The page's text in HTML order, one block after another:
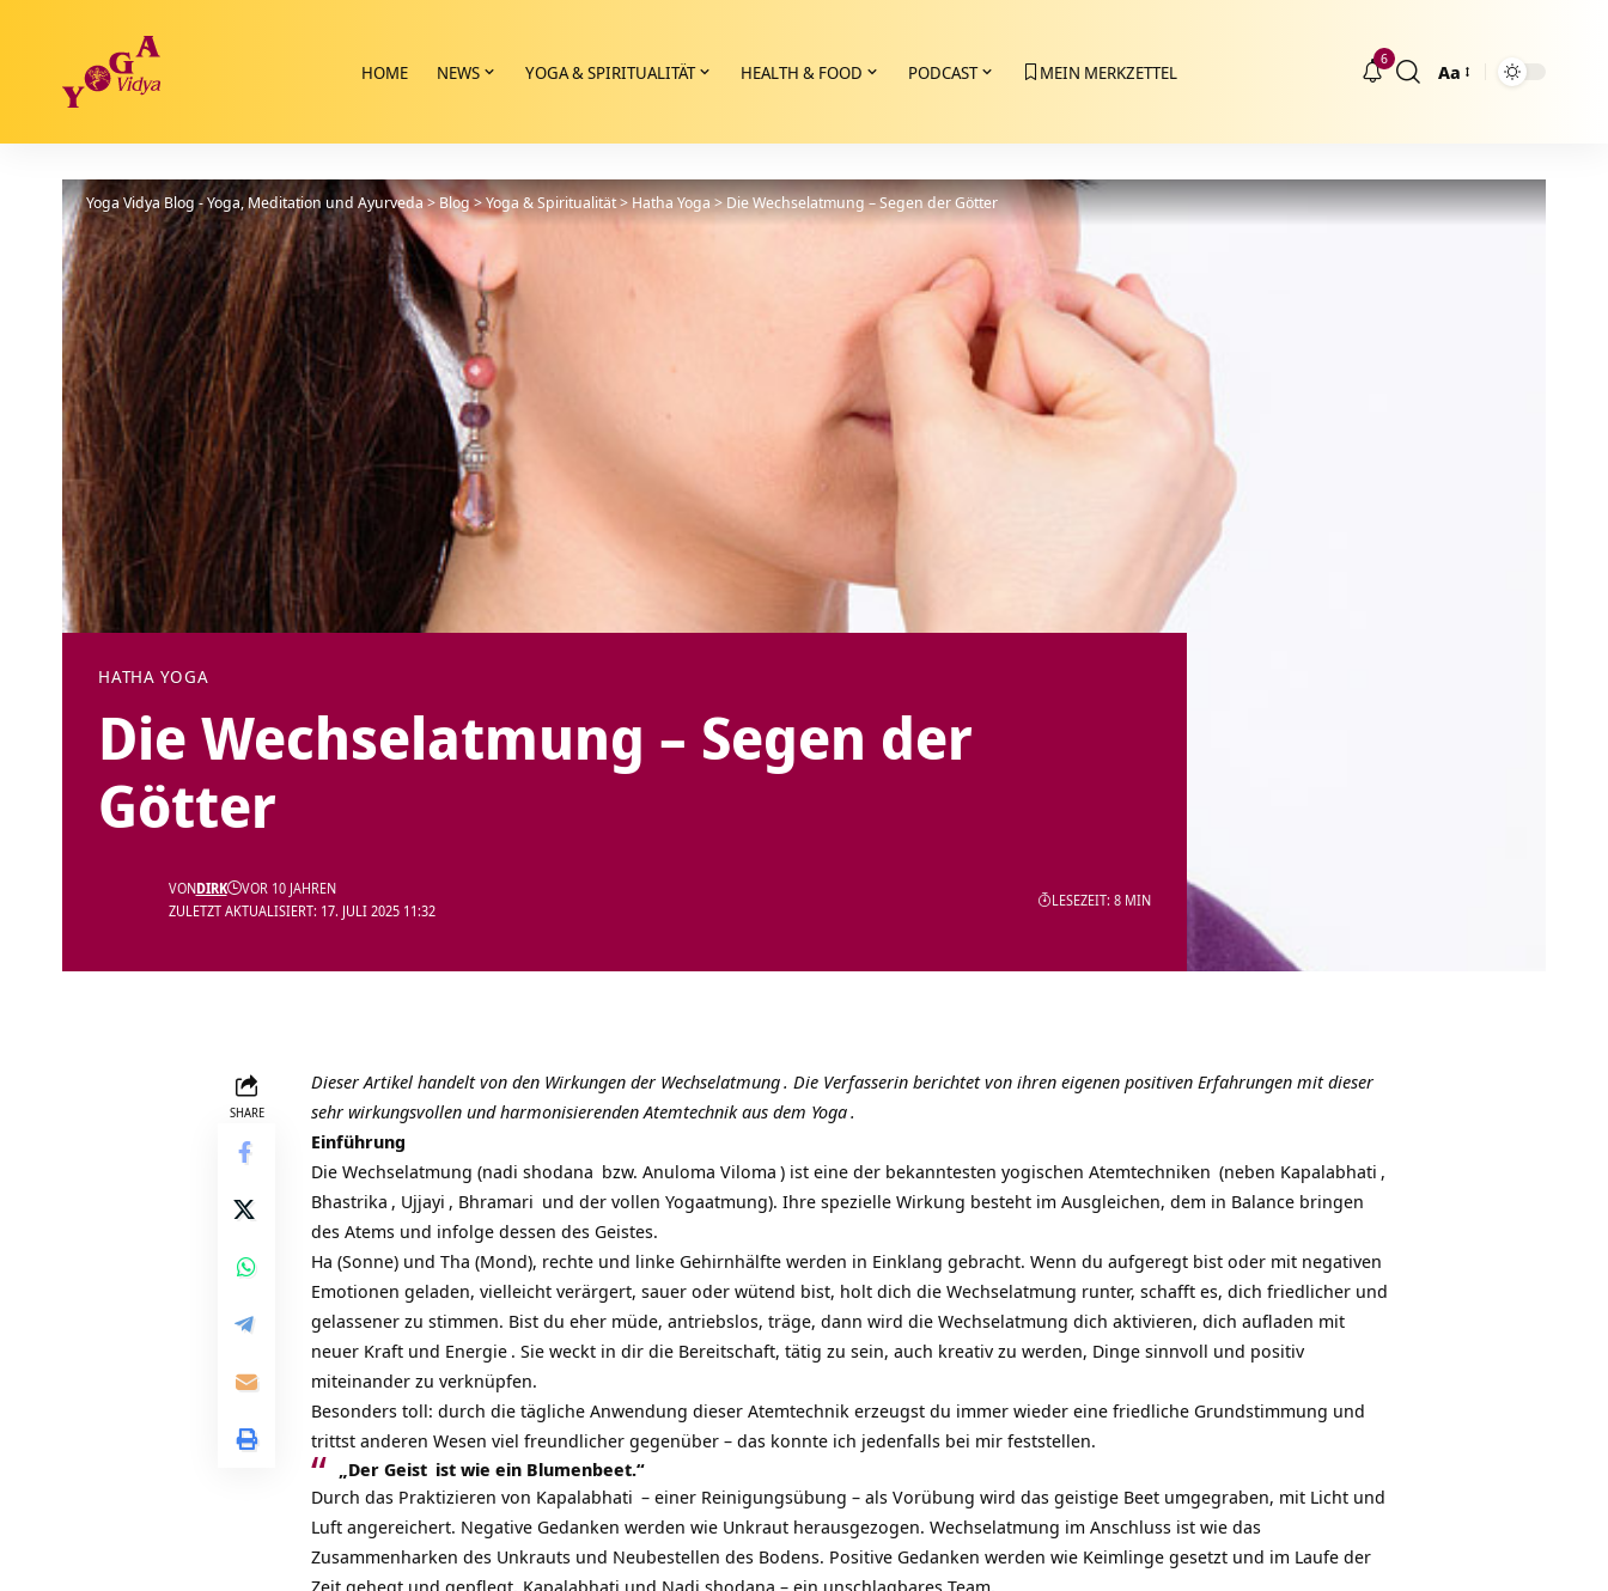
HOME NEWS YOGA & SPIRITUALITÄT HEALTH & FOOD PODCAST MEIN MERKZETTEL
6
Größenänderung
Aa
Yoga Vidya Blog - Yoga, Meditation und Ayurveda> Blog>Yoga & Spiritualität>Hatha Yoga>Die Wechselatmung – Segen der Götter
HATHA YOGA
Die Wechselatmung – Segen der
Götter
ZULETZT AKTUALISIERT: 17. JULI 2025 11:32
VONDIRK VOR 10 JAHREN
LESEZEIT: 8 MIN
SHARE
Dieser Artikel handelt von den Wirkungen der Wechselatmung. Die Verfasserin berichtet von ihren eigenen positiven Erfahrungen mit dieser
sehr wirkungsvollen und harmonisierenden Atemtechnik aus dem Yoga.
Einführung
Die Wechselatmung (nadi shodana bzw. Anuloma Viloma ) ist eine der bekanntesten yogischen Atemtechniken (neben Kapalabhati ,
Bhastrika , Ujjayi , Bhramari und der vollen Yogaatmung). Ihre spezielle Wirkung besteht im Ausgleichen, dem in Balance bringen
des Atems und infolge dessen des Geistes.
Ha (Sonne) und Tha (Mond), rechte und linke Gehirnhälfte werden in Einklang gebracht. Wenn du aufgeregt bist oder mit negativen
Emotionen geladen, vielleicht verärgert, sauer oder wütend bist, holt dich die Wechselatmung runter, schafft es, dich friedlicher und
gelassener zu stimmen. Bist du eher müde, antriebslos, träge, dann wird die Wechselatmung dich aktivieren, dich aufladen mit
neuer Kraft und Energie . Sie weckt in dir die Bereitschaft, tätig zu sein, auch kreativ zu werden, Dinge sinnvoll und positiv
miteinander zu verknüpfen.
Besonders toll: durch die tägliche Anwendung dieser Atemtechnik erzeugst du immer wieder eine friedliche Grundstimmung und
trittst anderen Wesen viel freundlicher gegenüber – das konnte ich jedenfalls bei mir feststellen.
„Der Geist ist wie ein Blumenbeet.“
Durch das Praktizieren von Kapalabhati – einer Reinigungsübung – als Vorübung wird das geistige Beet umgegraben, mit Licht und
Luft angereichert. Negative Gedanken werden wie Unkraut herausgezogen. Wechselatmung im Anschluss ist wie das
Zusammenharken des Unkrauts und Neubestellen des Bodens. Positive Gedanken werden wie Keimlinge gesetzt und im Laufe der